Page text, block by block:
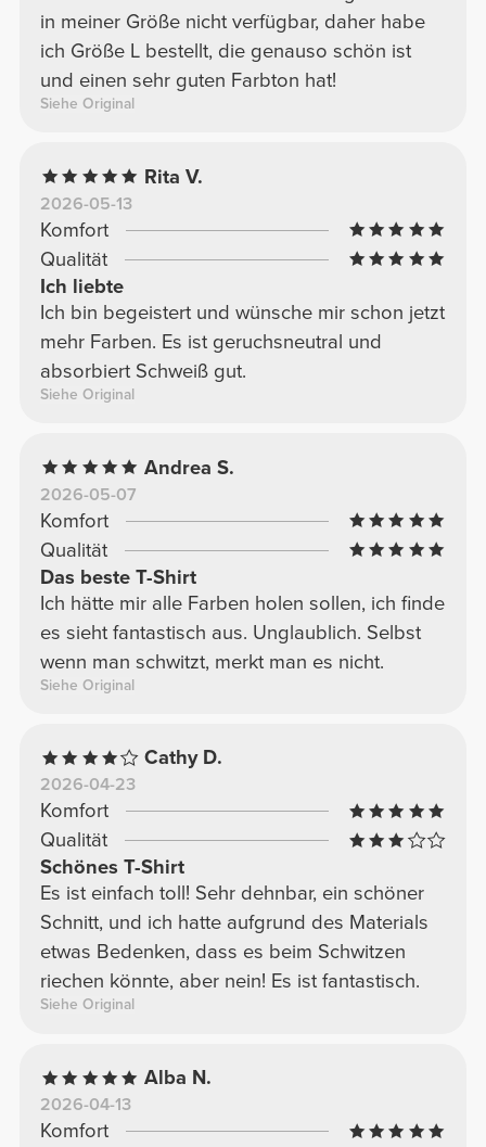
in meiner Größe nicht verfügbar, daher habe
ich Größe L bestellt, die genauso schön ist
und einen sehr guten Farbton hat!
Siehe Original
Rita V.
2026-05-13
Komfort
Qualität
Ich liebte
Ich bin begeistert und wünsche mir schon jetzt
mehr Farben. Es ist geruchsneutral und
absorbiert Schweiß gut.
Siehe Original
Andrea S.
2026-05-07
Komfort
Qualität
Das beste T-Shirt
Ich hätte mir alle Farben holen sollen, ich finde
es sieht fantastisch aus. Unglaublich. Selbst
wenn man schwitzt, merkt man es nicht.
Siehe Original
Cathy D.
2026-04-23
Komfort
Qualität
Schönes T-Shirt
Es ist einfach toll! Sehr dehnbar, ein schöner
Schnitt, und ich hatte aufgrund des Materials
etwas Bedenken, dass es beim Schwitzen
riechen könnte, aber nein! Es ist fantastisch.
Siehe Original
Alba N.
2026-04-13
Komfort